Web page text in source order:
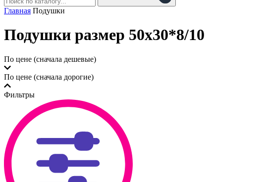
Главная Подушки
Подушки размер 50x30*8/10
По цене (сначала дешевые)
По цене (сначала дорогие)
Фильтры